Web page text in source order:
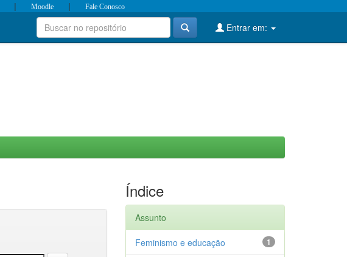
| Moodle | Fale Conosco
Entrar em:
Índice
Assunto
1
Feminismo e educação